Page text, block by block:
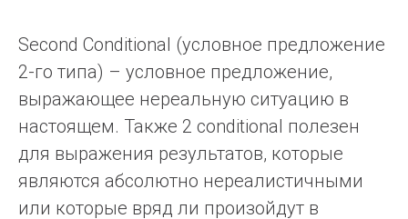
Second Conditional (условное предложение
2-го типа) – условное предложение,
выражающее нереальную ситуацию в
настоящем. Также 2 conditional полезен
для выражения результатов, которые
являются абсолютно нереалистичными
или которые вряд ли произойдут в